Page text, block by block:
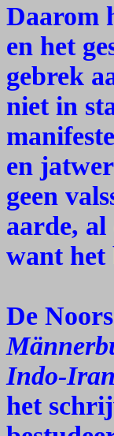
Daarom
en het
gebrek
niet in
en
geen
aarde, al
want het
De
Indo-
het